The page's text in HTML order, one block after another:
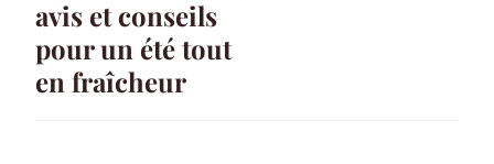
avis et conseils
pour un été tout
en fraîcheur